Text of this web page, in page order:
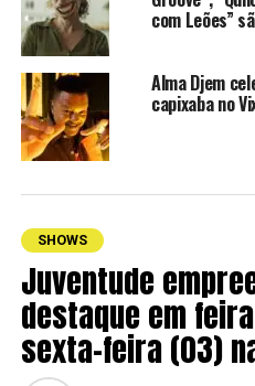
com Leões”
Alma Djem
capixaba no
SHOWS
Juventude
destaque em
sexta-feira (03)